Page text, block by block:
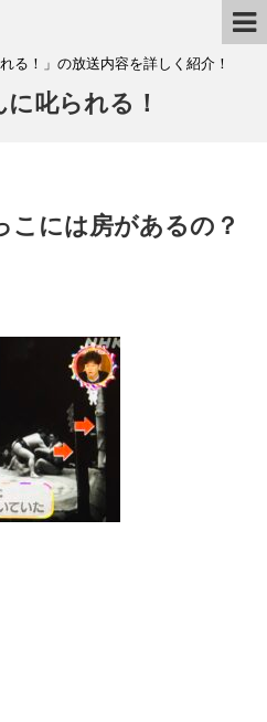
る！」の放送内容を詳しく紹介！
叱られる！
こには房があるの？